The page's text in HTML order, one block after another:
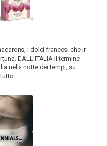
i dolci francesi che in
DALL’ITALIA Il termine
nella notte dei tempi, su